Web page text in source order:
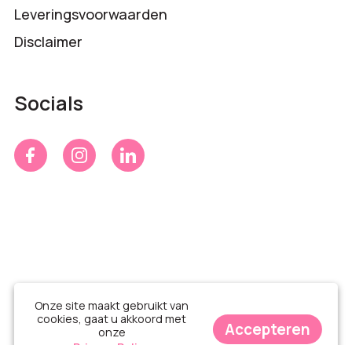
Leveringsvoorwaarden
Disclaimer
Socials
Onze site maakt gebruikt van
cookies, gaat u akkoord met
onze
Accepteren